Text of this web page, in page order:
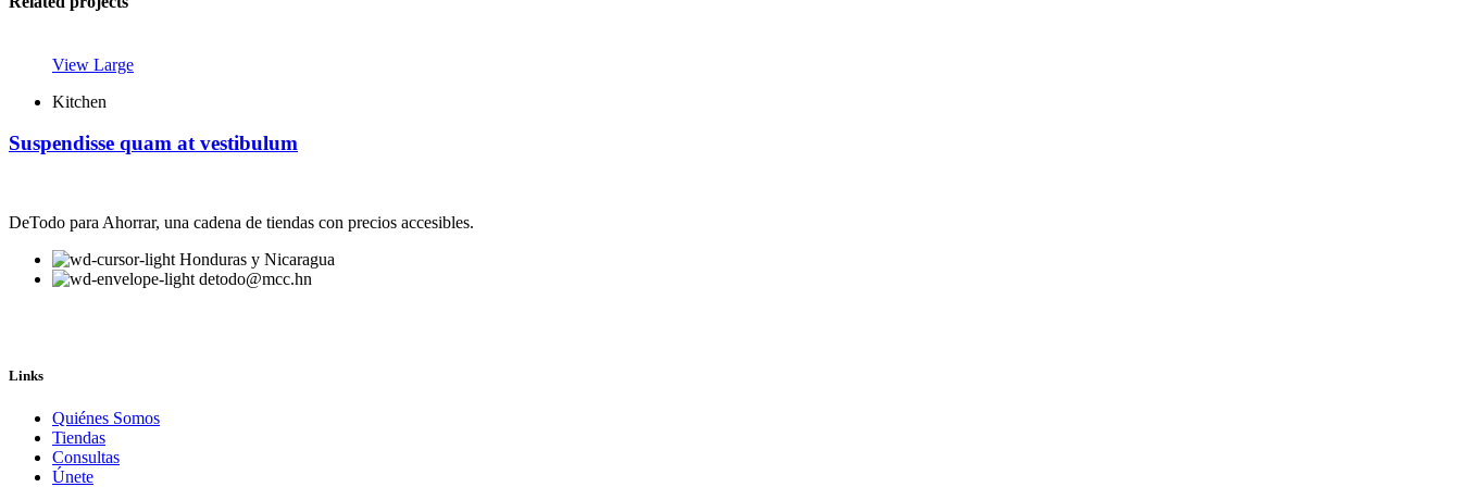
View Large
Kitchen
Suspendisse quam at vestibulum
DeTodo para Ahorrar, una cadena de tiendas con precios accesibles.
Honduras y Nicaragua
detodo@mcc.hn
Links
Quiénes Somos
Tiendas
Consultas
Únete